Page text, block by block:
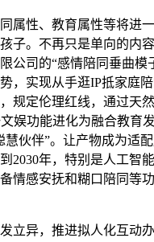
性、教育属性等将进一
子。不再只是单向的内
公司的“感情陪同垂曲模
，实现从手逛IP抵家庭
规定伦理红线，通过天
娱功能进化为融合教育
慧伙伴”。让产物成为适
2030年，特别是人工智
情感安抚和糊口陪同等
异，推进拟人化互动办